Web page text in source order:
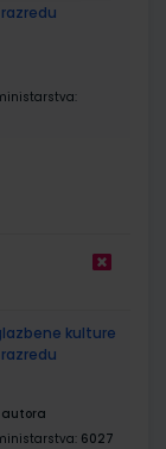
glazbene kulture
autora
6027